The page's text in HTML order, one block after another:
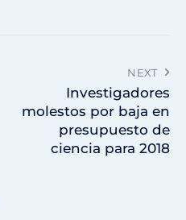
NEXT
Investigadores
molestos por baja en
presupuesto de
ciencia para 2018